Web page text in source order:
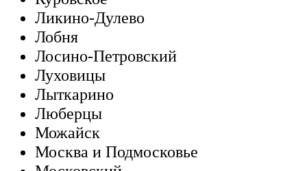
Ликино-Дулево
Лобня
Лосино-Петровский
Луховицы
Лыткарино
Люберцы
Можайск
Москва и Подмосковье